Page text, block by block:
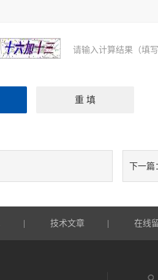
请输入计算结果（填
下一篇
技术文章 在线